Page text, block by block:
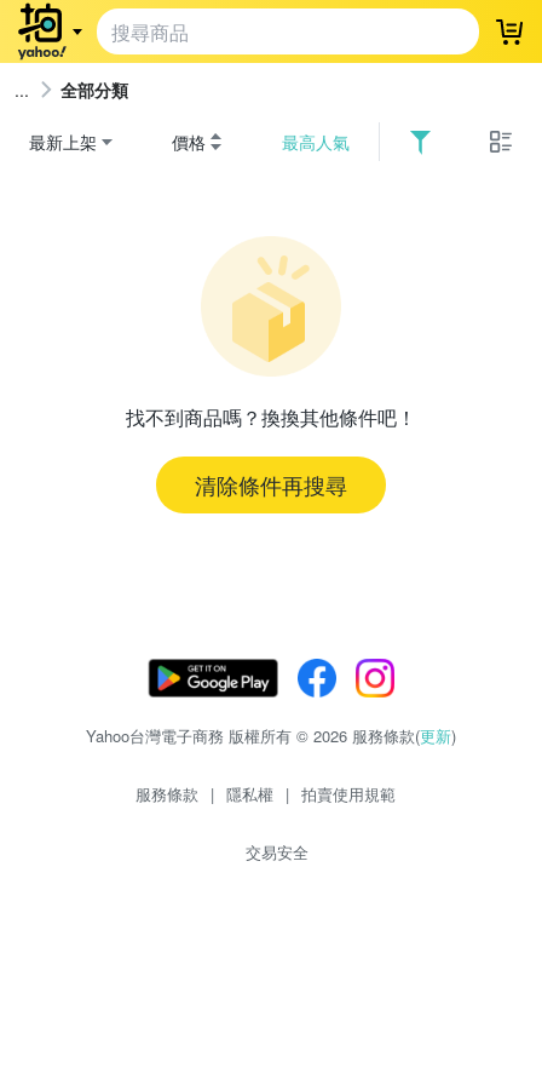
登
全部分類
最新上架 價格 最高人氣
找不到商品嗎？換換其他條件吧！
清除條件再搜尋
Yahoo台灣電子商務 版權所有 © 2026 服務條款(更新)
服務條款 | 隱私權 | 拍賣使用規範
交易安全